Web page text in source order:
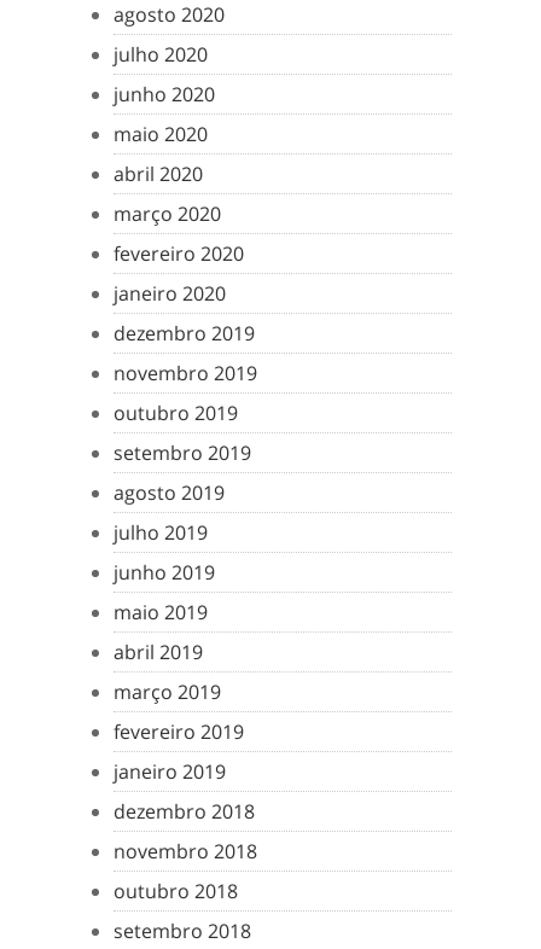
agosto 2020
julho 2020
junho 2020
maio 2020
abril 2020
março 2020
fevereiro 2020
janeiro 2020
dezembro 2019
novembro 2019
outubro 2019
setembro 2019
agosto 2019
julho 2019
junho 2019
maio 2019
abril 2019
março 2019
fevereiro 2019
janeiro 2019
dezembro 2018
novembro 2018
outubro 2018
setembro 2018